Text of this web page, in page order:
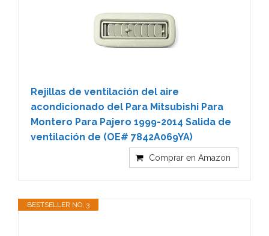
Rejillas de ventilación del aire
acondicionado del Para Mitsubishi Para
Montero Para Pajero 1999-2014 Salida de
ventilación de (OE# 7842A069YA)
Comprar en Amazon
BESTSELLER NO. 3